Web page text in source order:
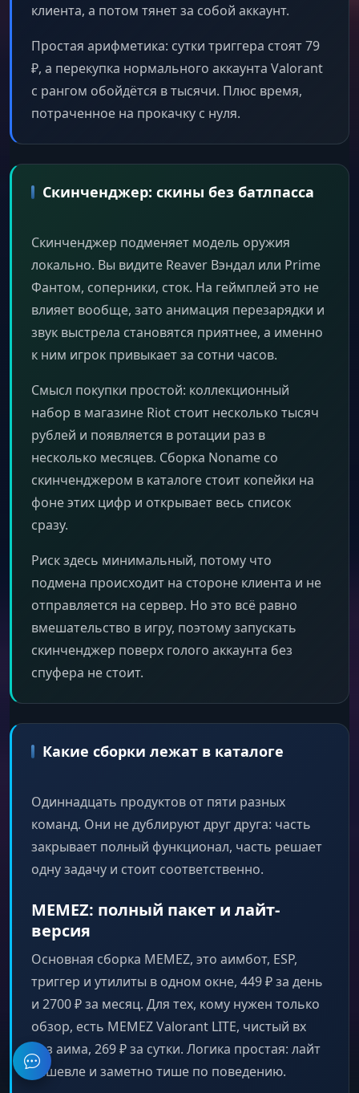
клиента, а потом тянет за собой аккаунт.
Простая арифметика: сутки триггера стоят 79
₽, а перекупка нормального аккаунта Valorant
с рангом обойдётся в тысячи. Плюс время,
потраченное на прокачку с нуля.
Скинченджер: скины без батлпасса
Скинченджер подменяет модель оружия
локально. Вы видите Reaver Вэндал или Prime
Фантом, соперники, сток. На геймплей это не
влияет вообще, зато анимация перезарядки и
звук выстрела становятся приятнее, а именно
к ним игрок привыкает за сотни часов.
Смысл покупки простой: коллекционный
набор в магазине Riot стоит несколько тысяч
рублей и появляется в ротации раз в
несколько месяцев. Сборка Noname со
скинченджером в каталоге стоит копейки на
фоне этих цифр и открывает весь список
сразу.
Риск здесь минимальный, потому что
подмена происходит на стороне клиента и не
отправляется на сервер. Но это всё равно
вмешательство в игру, поэтому запускать
скинченджер поверх голого аккаунта без
спуфера не стоит.
Какие сборки лежат в каталоге
Одиннадцать продуктов от пяти разных
команд. Они не дублируют друг друга: часть
закрывает полный функционал, часть решает
одну задачу и стоит соответственно.
MEMEZ: полный пакет и лайт-
версия
Основная сборка MEMEZ, это аимбот, ESP,
триггер и утилиты в одном окне, 449 ₽ за день
и 2700 ₽ за месяц. Для тех, кому нужен только
обзор, есть MEMEZ Valorant LITE, чистый вх
без аима, 269 ₽ за сутки. Логика простая: лайт
дешевле и заметно тише по поведению.